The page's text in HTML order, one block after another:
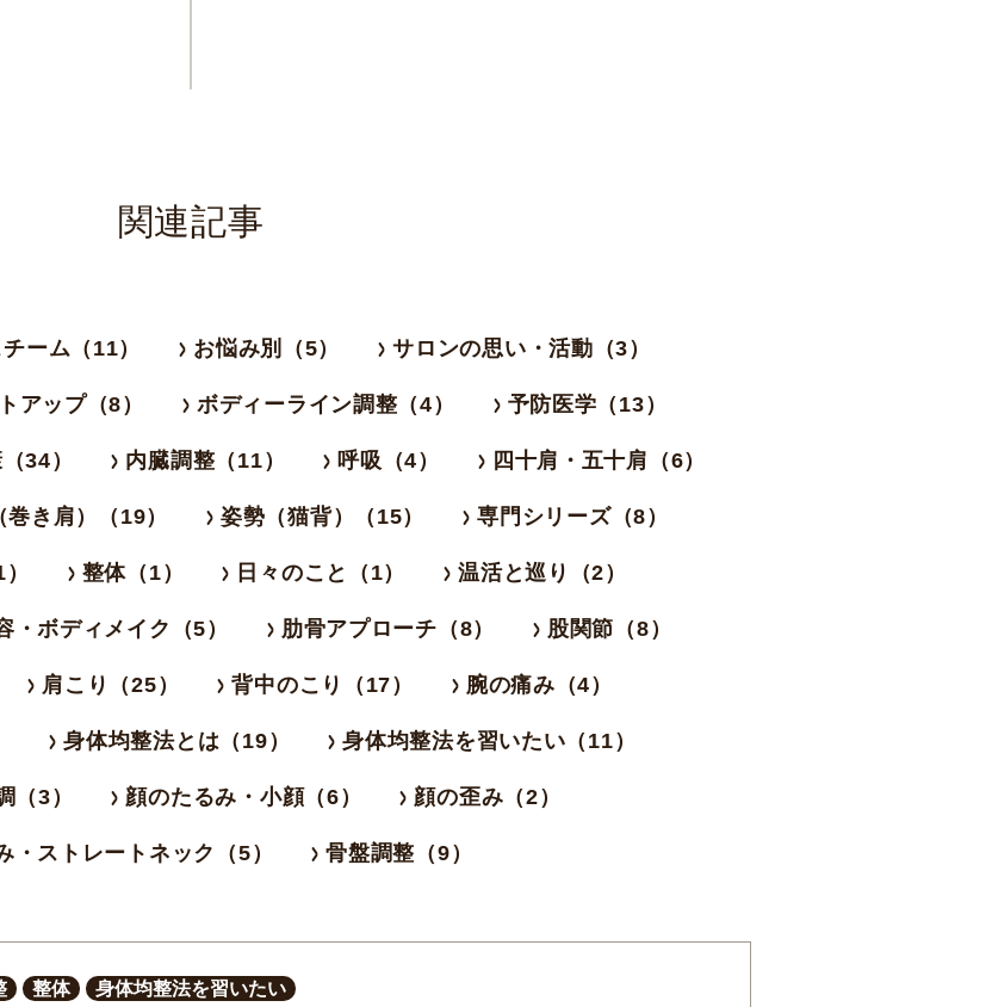
関連記事
ーム（11） お悩み別（5） サロンの思い・活動（3）
アップ（8） ボディーライン調整（4） 予防医学（13）
34） 内臓調整（11） 呼吸（4） 四十肩・五十肩（6）
巻き肩）（19） 姿勢（猫背）（15） 専門シリーズ（8）
整体（1） 日々のこと（1） 温活と巡り（2）
・ボディメイク（5） 肋骨アプローチ（8） 股関節（8）
肩こり（25） 背中のこり（17） 腕の痛み（4）
身体均整法とは（19） 身体均整法を習いたい（11）
（3） 顔のたるみ・小顔（6） 顔の歪み（2）
・ストレートネック（5） 骨盤調整（9）
整体 身体均整法を習いたい